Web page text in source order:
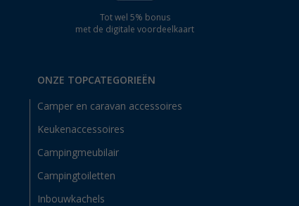
Tot wel 5% bonus
met de digitale voordeelkaart
ONZE TOPCATEGORIEËN
Camper en caravan accessoires
Keukenaccessoires
Campingmeubilair
Campingtoiletten
Inbouwkachels